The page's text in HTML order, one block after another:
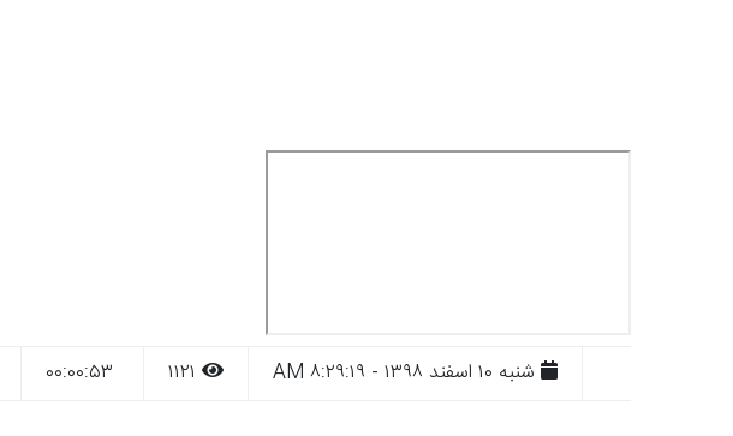
شنبه ۱۰ اسفند ۱۳۹۸ - ۸:۲۹:۱۹ AM